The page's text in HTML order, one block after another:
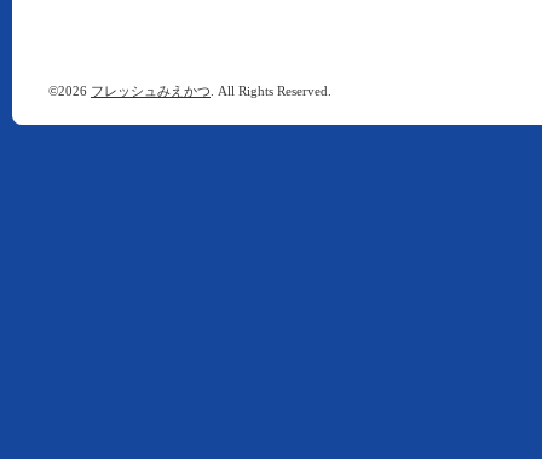
©2026 フレッシュみえかつ . All Rights Reserved.